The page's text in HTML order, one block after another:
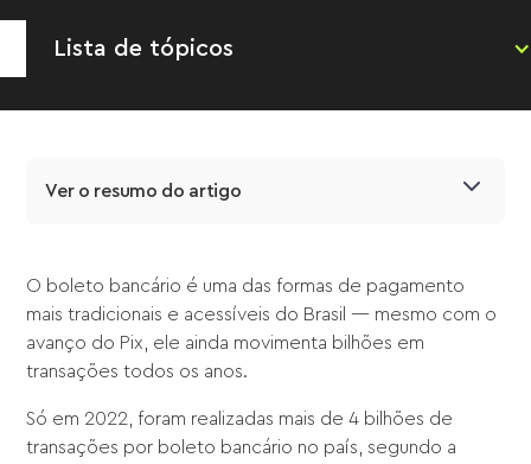
Lista de tópicos
Ver o resumo do artigo
O boleto bancário é uma das formas de pagamento
mais tradicionais e acessíveis do Brasil — mesmo com o
avanço do Pix, ele ainda movimenta bilhões em
transações todos os anos.
Só em 2022, foram realizadas mais de 4 bilhões de
transações por boleto bancário no país, segundo a